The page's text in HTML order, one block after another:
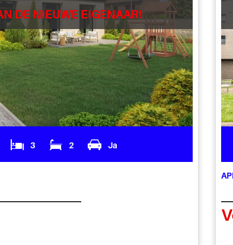
DE NIEUWE EIGENAAR!
3 2 Ja